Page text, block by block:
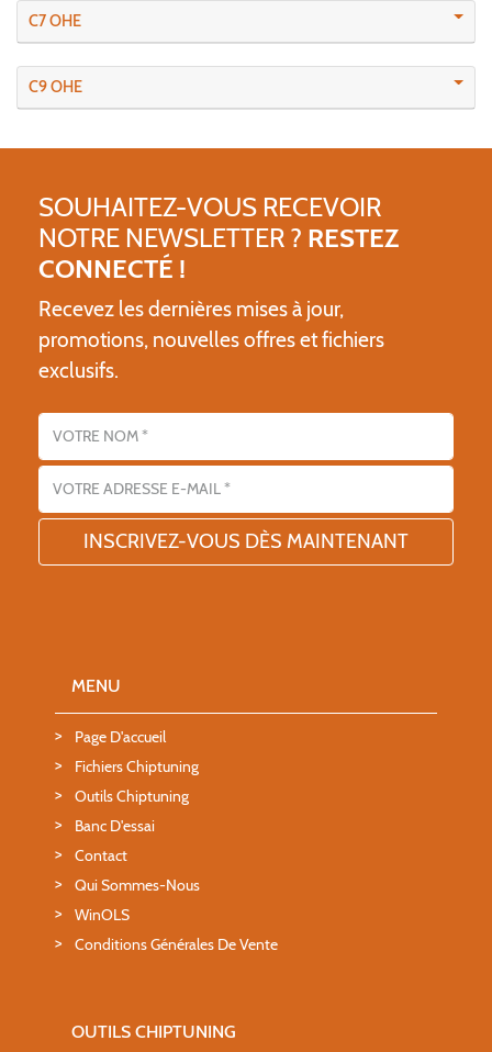
C7 OHE
C9 OHE
SOUHAITEZ-VOUS RECEVOIR
NOTRE NEWSLETTER ? RESTEZ
CONNECTÉ !
Recevez les dernières mises à jour,
promotions, nouvelles offres et fichiers
exclusifs.
Nom
Adresse email
MENU
Page D'accueil
Fichiers Chiptuning
Outils Chiptuning
Banc D'essai
Contact
Qui Sommes-Nous
WinOLS
Conditions Générales De Vente
OUTILS CHIPTUNING